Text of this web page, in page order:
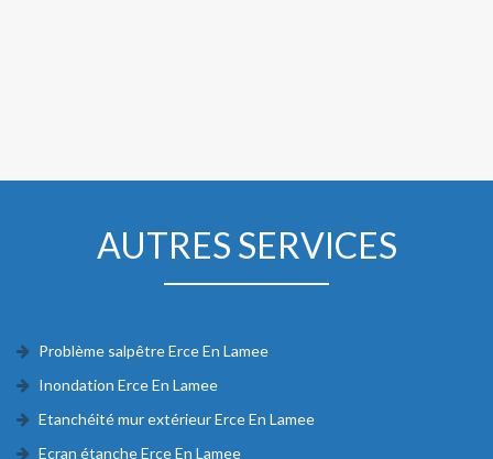
AUTRES SERVICES
Problème salpêtre Erce En Lamee
Inondation Erce En Lamee
Etanchéité mur extérieur Erce En Lamee
Ecran étanche Erce En Lamee